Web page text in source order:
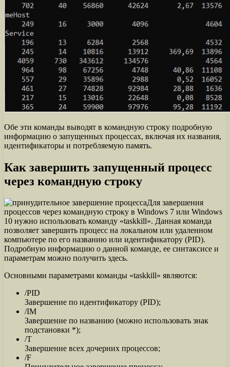
Обе эти команды выводят в командную строку подробную
информацию о запущенных процессах, включая их названия,
идентификаторы и потребляемую память.
Как завершить запущенный процесс
через командную строку
Для завершения
процессов через командную строку в Windows 7 или Windows
10 нужно использовать команду «taskkill». Данная команда
позволяет завершить процесс на локальном или удаленном
компьютере по его названию или идентификатору (PID).
Подробную информацию о данной команде, ее синтаксисе и
параметрам можно получить здесь.
Основными параметрами команды «taskkill» являются:
/PID
Завершение по идентификатору (PID);
/IM
Завершение по названию (можно использовать знак
подстановки *);
/T
Завершение всех дочерних процессов;
/F